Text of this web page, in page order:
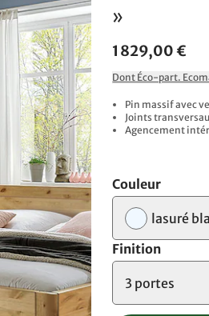
»
1 829,00 €
Dont Éco-part.
Pin massif avec
Joints
Agencement
Couleur
lasuré
Finition
3 portes